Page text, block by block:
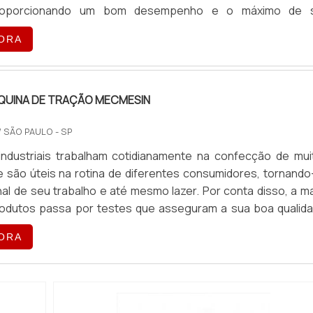
um bom desempenho e o máximo de
das marcas mais procuradas nesse segmento é a
que é reconhecida por produzir maquinários de
o mu...
DE TRAÇÃO MECMESIN
SÃO PAULO - SP
trabalham cotidianamente na confecção de
são úteis na rotina de diferentes consumidores,
de seu trabalho e até mesmo lazer. Por conta disso, a
passa por testes que asseguram a sua boa
segurança para que sejam utilizados com o
evitando acidentes e outros problemas